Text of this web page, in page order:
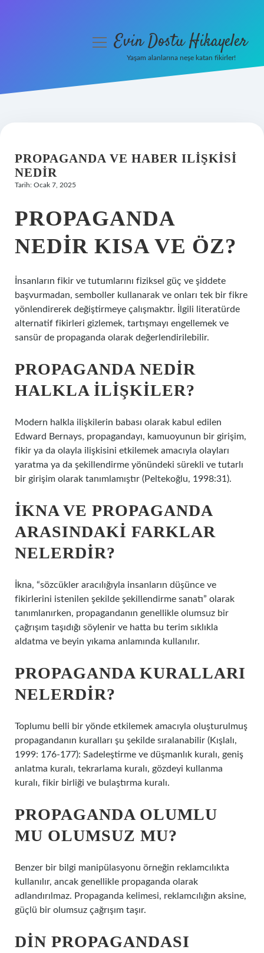
Hakkımızda
menüyüEvin Dostu Hikayeler
Yaşam alanlarına neşe katan fikirler!
PROPAGANDA VE HABER ILIŞKISI
NEDIR
Tarih: Ocak 7, 2025
PROPAGANDA
NEDIR KISA VE ÖZ?
İnsanların fikir ve tutumlarını fiziksel güç ve şiddete
başvurmadan, semboller kullanarak ve onları tek bir fikre
yönlendirerek değiştirmeye çalışmaktır. İlgili literatürde
alternatif fikirleri gizlemek, tartışmayı engellemek ve
sansür de propaganda olarak değerlendirilebilir.
PROPAGANDA NEDIR
HALKLA ILIŞKILER?
Modern halkla ilişkilerin babası olarak kabul edilen
Edward Bernays, propagandayı, kamuoyunun bir girişim,
fikir ya da olayla ilişkisini etkilemek amacıyla olayları
yaratma ya da şekillendirme yönündeki sürekli ve tutarlı
bir girişim olarak tanımlamıştır (Peltekoğlu, 1998:31).
İKNA VE PROPAGANDA
ARASINDAKI FARKLAR
NELERDIR?
İkna, “sözcükler aracılığıyla insanların düşünce ve
fikirlerini istenilen şekilde şekillendirme sanatı” olarak
tanımlanırken, propagandanın genellikle olumsuz bir
çağrışım taşıdığı söylenir ve hatta bu terim sıklıkla
aldatma ve beyin yıkama anlamında kullanılır.
PROPAGANDA KURALLARI
NELERDIR?
Toplumu belli bir yönde etkilemek amacıyla oluşturulmuş
propagandanın kuralları şu şekilde sıralanabilir (Kışlalı,
1999: 176-177): Sadeleştirme ve düşmanlık kuralı, geniş
anlatma kuralı, tekrarlama kuralı, gözdeyi kullanma
kuralı, fikir birliği ve bulaştırma kuralı.
PROPAGANDA OLUMLU
MU OLUMSUZ MU?
Benzer bir bilgi manipülasyonu örneğin reklamcılıkta
kullanılır, ancak genellikle propaganda olarak
adlandırılmaz. Propaganda kelimesi, reklamcılığın aksine,
güçlü bir olumsuz çağrışım taşır.
DIN PROPAGANDASI